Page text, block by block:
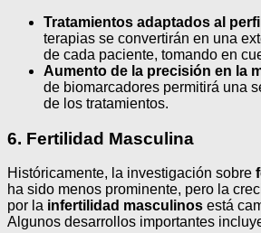
Tratamientos adaptados al
terapias se convertirán en una
de cada paciente, tomando en
Aumento de la precisión en la
de biomarcadores permitirá una
de los tratamientos.
6. Fertilidad Masculina
Históricamente, la investigación sobre
ha sido menos prominente, pero la
por la infertilidad masculinos está
Algunos desarrollos importantes